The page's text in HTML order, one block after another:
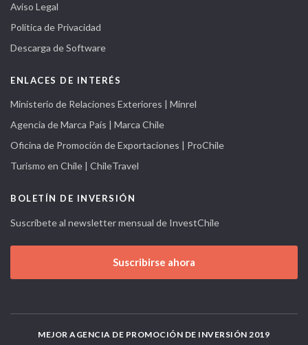
Aviso Legal
Política de Privacidad
Descarga de Software
ENLACES DE INTERÉS
Ministerio de Relaciones Exteriores | Minrel
Agencia de Marca País | Marca Chile
Oficina de Promoción de Exportaciones | ProChile
Turismo en Chile | ChileTravel
BOLETÍN DE INVERSIÓN
Suscríbete al newsletter mensual de InvestChile
Suscribirse ahora
MEJOR AGENCIA DE PROMOCIÓN DE INVERSIÓN 2019